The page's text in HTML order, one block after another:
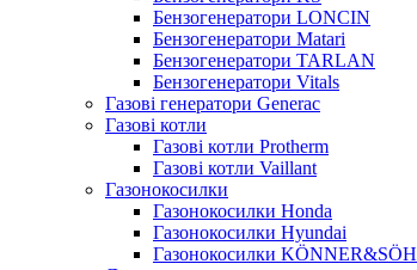
Бензогенератори LONCIN
Бензогенератори Matari
Бензогенератори TARLAN
Бензогенератори Vitals
Газові генератори Generac
Газові котли
Газові котли Protherm
Газові котли Vaillant
Газонокосилки
Газонокосилки Honda
Газонокосилки Hyundai
Газонокосилки